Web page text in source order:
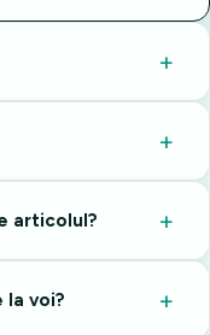
articolul?
voi?